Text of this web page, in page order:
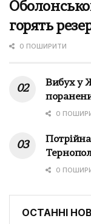
горять
0 ПОШИРИТИ
Вибух у
0
0
ОСТАННІ